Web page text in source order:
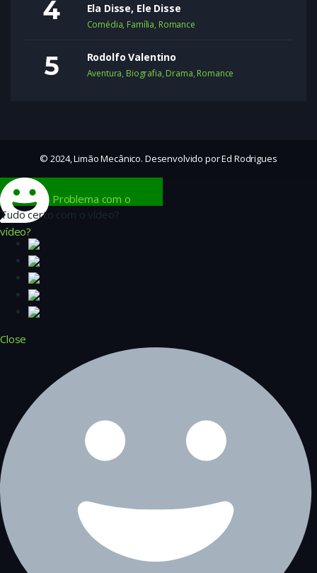
Ela Disse, Ele Disse
Comédia, Família, Romance
Rodolfo Valentino
Aventura, Biografia, Drama, Romance
© 2024, Limão Mecânico. Desenvolvido por Ed Rodrigues
Problema com o
vídeo?
Tudo certo com o vídeo?
Close